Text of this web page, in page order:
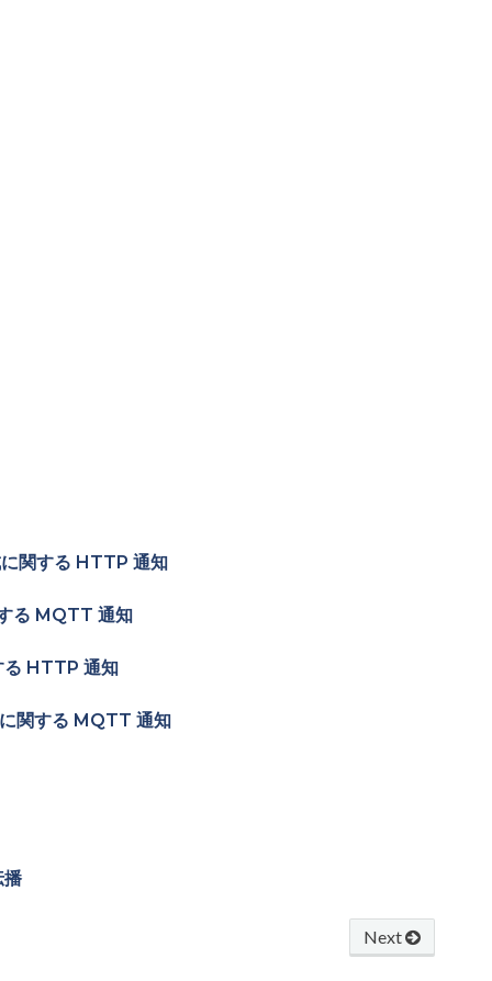
関する HTTP 通知
る MQTT 通知
る HTTP 通知
関する MQTT 通知
播
Next